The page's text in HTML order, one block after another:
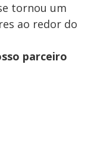
tornou um
ao redor do
parceiro